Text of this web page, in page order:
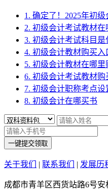
1. 确定了！2025年初
2. 初级会计考试教材在
3. 初级会计考试科目是
4. 初级会计教材购买入
5. 初级会计教材在哪里
6. 初级会计考试教材
7. 初级会计职称考点设
8. 初级会计在哪买书
一键提交领取
关于我们 | 联系我们 | 发展历
成都市青羊区西货站路6号